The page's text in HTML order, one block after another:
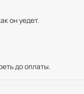
он уедет.
до оплаты.